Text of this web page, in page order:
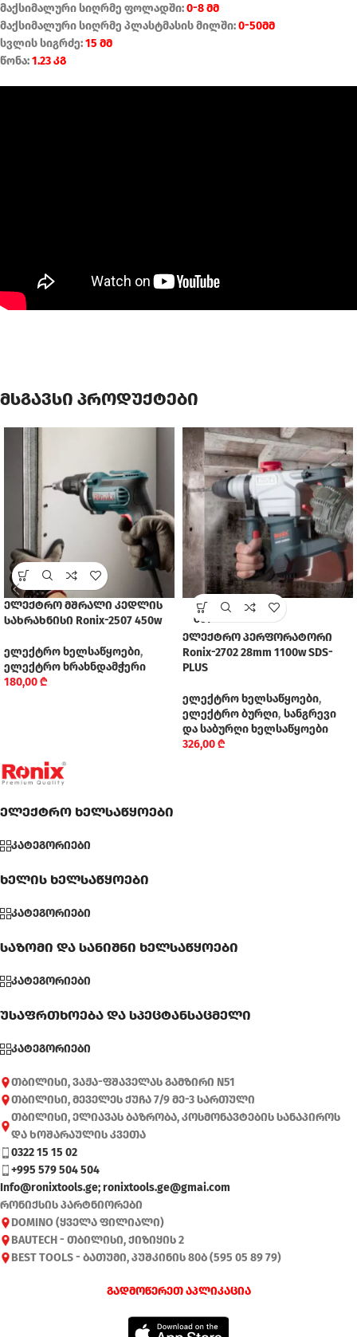
მაქსიმალური სიღრმე ფოლადში:0-8 მმ
მაქსიმალური სიღრმე პლასტმასის მილში:0-50მმ
სვლის სიგრძე:15 მმ
წონა:1.23 კგ
მსგავსი პროდუქტები
ელექტრო მშრალი კედლის
სახრახნისი Ronix-2507 450w
ელექტრო ხელსაწყოები,
ელექტრო ხრახნდამჭერი
180,00₾
SOLD
OUT
ელექტრო პერფორატორი
Ronix-2702 28mm 1100w SDS-
PLUS
ელექტრო ხელსაწყოები,
ელექტრო ბურღი, სანგრევი
და საბურღი ხელსაწყოები
326,00₾
ელექტრო ხელსაწყოები
კატეგორიები
ხელის ხელსაწყოები
კატეგორიები
საზომი და სანიშნი ხელსაწყოები
კატეგორიები
უსაფრთხოება და სპეცტანსაცმელი
კატეგორიები
თბილისი, ვაჟა-ფშაველას გამზირი N51
თბილისი, მეველეს ქუჩა 7/9 მე-3 სართული
თბილისი, ელიავას ბაზრობა, კოსმონავტების სანაპიროს
და ხოშარაულის კვეთა
0322 15 15 02
+995 579 504 504
Info@ronixtools.ge; ronixtools.ge@gmai.com
რონიქსის პარტნიორები
DOMINO (ყველა ფილიალი)
BAUTECH - თბილისი, ქიზიყის 2
BEST TOOLS - ბათუმი, პუშკინის 80ბ (595 05 89 79)
გადმოწერეთ აპლიკაცია